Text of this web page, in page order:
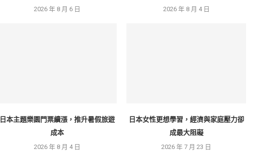
2026 年 8 月 6 日 2026 年 8 月 4 日
日本主題樂園門票續漲，推升暑假旅遊
成本
2026 年 8 月 4 日
日本女性更想學習，經濟與家庭壓力卻
成最大阻礙
2026 年 7 月 23 日